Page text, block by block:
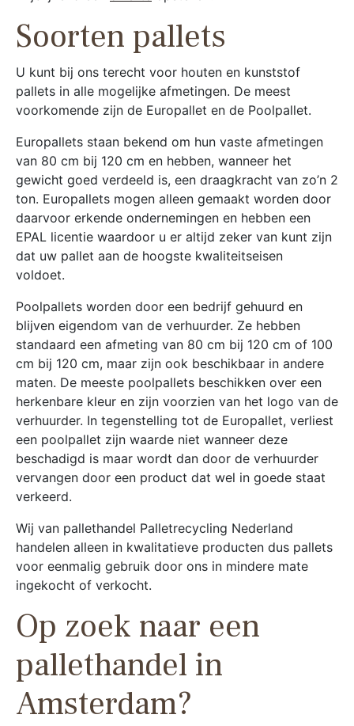
Soorten pallets
U kunt bij ons terecht voor houten en kunststof
pallets in alle mogelijke afmetingen. De meest
voorkomende zijn de Europallet en de Poolpallet.
Europallets staan bekend om hun vaste afmetingen
van 80 cm bij 120 cm en hebben, wanneer het
gewicht goed verdeeld is, een draagkracht van zo’n 2
ton. Europallets mogen alleen gemaakt worden door
daarvoor erkende ondernemingen en hebben een
EPAL licentie waardoor u er altijd zeker van kunt zijn
dat uw pallet aan de hoogste kwaliteitseisen
voldoet.
Poolpallets worden door een bedrijf gehuurd en
blijven eigendom van de verhuurder. Ze hebben
standaard een afmeting van 80 cm bij 120 cm of 100
cm bij 120 cm, maar zijn ook beschikbaar in andere
maten. De meeste poolpallets beschikken over een
herkenbare kleur en zijn voorzien van het logo van de
verhuurder. In tegenstelling tot de Europallet, verliest
een poolpallet zijn waarde niet wanneer deze
beschadigd is maar wordt dan door de verhuurder
vervangen door een product dat wel in goede staat
verkeerd.
Wij van pallethandel Palletrecycling Nederland
handelen alleen in kwalitatieve producten dus pallets
voor eenmalig gebruik door ons in mindere mate
ingekocht of verkocht.
Op zoek naar een
pallethandel in
Amsterdam?